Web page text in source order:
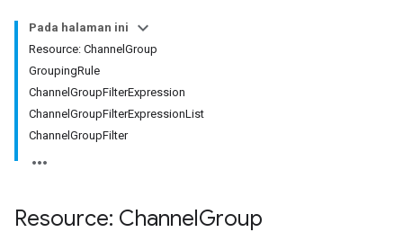
Pada halaman ini
Resource: ChannelGroup
GroupingRule
ChannelGroupFilterExpression
ChannelGroupFilterExpressionList
ChannelGroupFilter
Resource: ChannelGroup